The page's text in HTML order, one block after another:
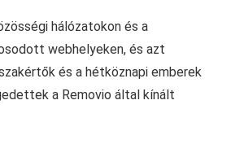
hálózatokon és a
webhelyeken, és azt
és a hétköznapi emberek
a Removio által kínált